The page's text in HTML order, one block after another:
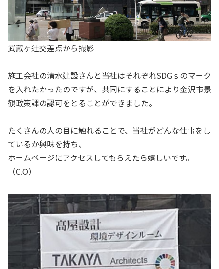
武蔵ヶ辻交差点から撮影
施工会社の清水建設さんと当社はそれぞれSDGｓのマーク
を入れたかったのですが、共同にすることにより金沢市景
観政策課の認可をとることができました。
たくさんの人の目に触れることで、当社がどんな仕事をし
ているか興味を持ち、
ホームページにアクセスしてもらえたら嬉しいです。
（C.O）